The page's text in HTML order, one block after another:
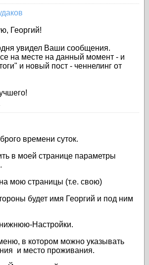
Георгий!
увидел Ваши сообщения.
на месте на данный момент - и
и новый пост - ченнелинг от
времени суток.
в моей странице параметры
мою страницы (т.е. свою)
будет имя Георгий и под ним
Настройки.
в котором можно указывать
и место проживания.